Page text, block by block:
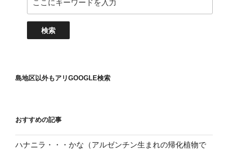
島地区以外もアリGOOGLE検索
おすすめの記事
ハナニラ・・・かな（アルゼンチン生まれの帰化植物で